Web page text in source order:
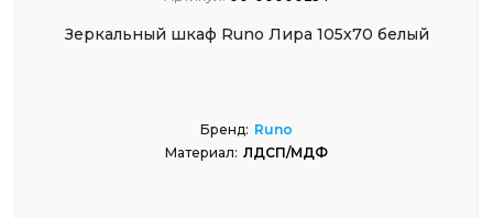
Зеркальный шкаф Runo Лира 105х70 белый
Бренд: Runo
Материал: ЛДСП/МДФ